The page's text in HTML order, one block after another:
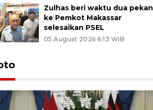
Zulhas beri waktu dua pekan
ke Pemkot Makassar
selesaikan PSEL
05 August 2026 6:13 WIB